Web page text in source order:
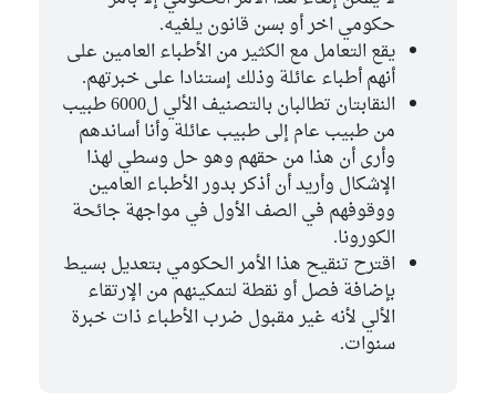
حكومي اخر أو بسن قانون يلغيه.
يقع التعامل مع الكثير من الأطباء العامين على
أنهم أطباء عائلة وذلك إستنادا على خبرتهم.
النقابتان تطالبان بالتصنيف الألي ل6000 طبيب
من طبيب عام إلى طبيب عائلة وأنا أساندهم
وأرى أن هذا من حقهم وهو حل وسطي لهذا
الإشكال وأريد أن أذكر بدور الأطباء العامين
ووقوفهم في الصف الأول في مواجهة جائحة
الكورونا.
اقترح تنقيح هذا الأمر الحكومي بتعديل بسيط
بإضافة فصل أو نقطة لتمكينهم من الإرتقاء
الألي لأنه غير مقبول ضرب الأطباء ذات خبرة
سنوات.